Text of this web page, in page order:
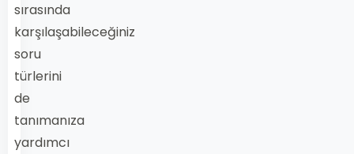
sırasında
karşılaşabileceğiniz
soru
türlerini
de
tanımanıza
yardımcı